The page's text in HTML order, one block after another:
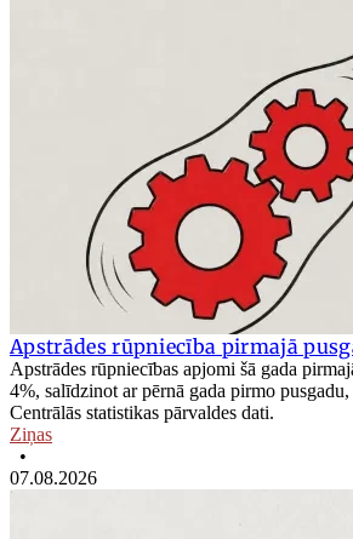
Apstrādes rūpniecība pirmajā
Apstrādes rūpniecības apjomi šā gada
4%, salīdzinot ar pērnā gada pirmo
Centrālās statistikas pārvaldes dati.
Ziņas
•
07.08.2026